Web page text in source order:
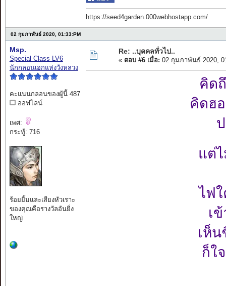
https://seed4garden.000webhostapp.com/
02 กุมภาพันธ์ 2020, 01:33:PM
Msp.
Special Class LV6
นักกลอนเอกแห่งวังหลวง
คะแนนกลอนของผู้นี้ 487
ออฟไลน์
เพศ:
กระทู้: 716
ร้อยยิ้มและเสียงหัวเราะ
ของคุณคือรางวัลอันยิ่ง
ใหญ่
Re: ..บุคคลทั่วไป..
« ตอบ #6 เมื่อ: 02 กุมภาพันธ์ 2020,
คิด
คิดฮ
แต่
ไฟ
เ
เห็
ก็ใ